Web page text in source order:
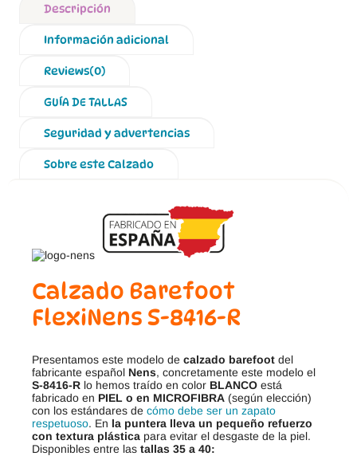
Descripción
Información adicional
Reviews(0)
GUÍA DE TALLAS
Seguridad y advertencias
Sobre este Calzado
Calzado Barefoot
FlexiNens S-8416-R
Presentamos este modelo de calzado barefoot del
fabricante español Nens, concretamente este modelo el
S-8416-R lo hemos traído en color BLANCO está
fabricado en PIEL o en MICROFIBRA (según elección)
con los estándares de cómo debe ser un zapato
respetuoso. En la puntera lleva un pequeño refuerzo
con textura plástica para evitar el desgaste de la piel.
Disponibles entre las tallas 35 a 40: